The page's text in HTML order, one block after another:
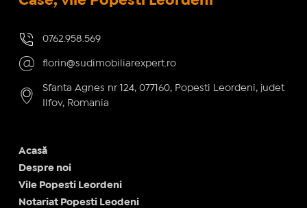
0762.958.569
florin@sudimobiliarexpert.ro
Sfanta Agnes nr 124, 077160, Popesti Leordeni, judet
Ilfov, Romania
Acasă
Despre noi
Vile Popesti Leordeni
Notariat Popesti Leodeni